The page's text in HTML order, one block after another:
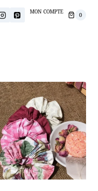
MON COMPTE 0